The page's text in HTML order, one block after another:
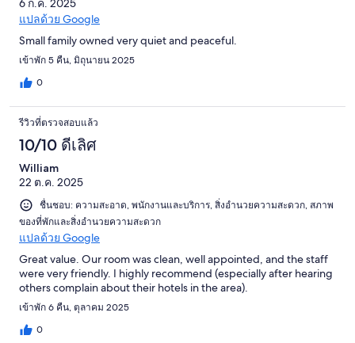
6 ก.ค. 2025
แปลด้วย Google
Small family owned very quiet and peaceful.
เข้าพัก 5 คืน, มิถุนายน 2025
0
รีวิวที่ตรวจสอบแล้ว
10/10 ดีเลิศ
William
22 ต.ค. 2025
ชื่นชอบ: ความสะอาด, พนักงานและบริการ, สิ่งอำนวยความสะดวก, สภาพ
ของที่พักและสิ่งอำนวยความสะดวก
แปลด้วย Google
Great value. Our room was clean, well appointed, and the staff
were very friendly. I highly recommend (especially after hearing
others complain about their hotels in the area).
เข้าพัก 6 คืน, ตุลาคม 2025
0